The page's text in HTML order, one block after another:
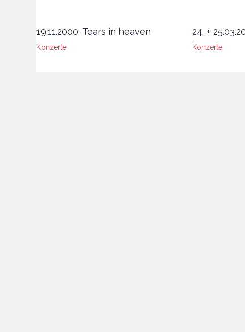
19.11.2000: Tears in heaven
Konzerte
24. +
Konzerte